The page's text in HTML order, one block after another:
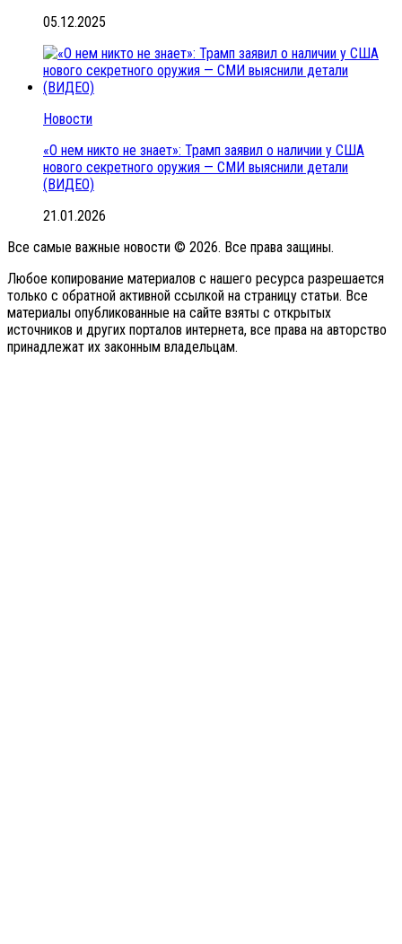
05.12.2025
Новости
«О нем никто не знает»: Трамп заявил о наличии у США
нового секретного оружия — СМИ выяснили детали
(ВИДЕО)
21.01.2026
Все самые важные новости © 2026. Все права защины.
Любое копирование материалов с нашего ресурса разрешается
только с обратной активной ссылкой на страницу статьи. Все
материалы опубликованные на сайте взяты с открытых
источников и других порталов интернета, все права на авторство
принадлежат их законным владельцам.